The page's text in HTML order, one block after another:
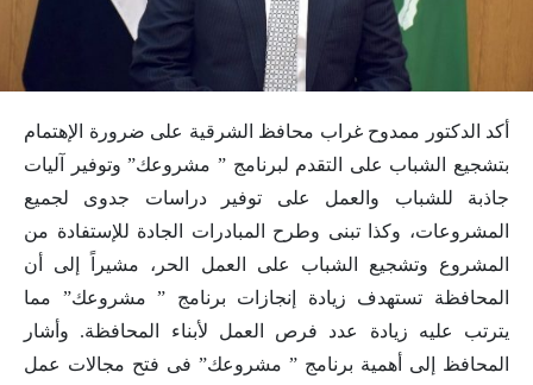
أكد الدكتور ممدوح غراب محافظ الشرقية على ضرورة الإهتمام
بتشجيع الشباب على التقدم لبرنامج ” مشروعك” وتوفير آليات
جاذبة للشباب والعمل على توفير دراسات جدوى لجميع
المشروعات، وكذا تبنى وطرح المبادرات الجادة للإستفادة من
المشروع وتشجيع الشباب على العمل الحر، مشيراً إلى أن
المحافظة تستهدف زيادة إنجازات برنامج ” مشروعك” مما
يترتب عليه زيادة عدد فرص العمل لأبناء المحافظة. وأشار
المحافظ إلى أهمية برنامج ” مشروعك” فى فتح مجالات عمل